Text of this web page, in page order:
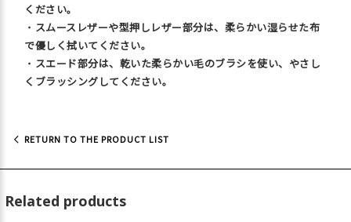
ください。
・ スムースレザーや型押しレザー部分は、柔らかい湿らせた布
で優しく拭いてください。
・ スエード部分は、乾いた柔らかい毛のブラシを使い、やさし
くブラッシングしてください。
RETURN TO THE PRODUCT LIST
Related products